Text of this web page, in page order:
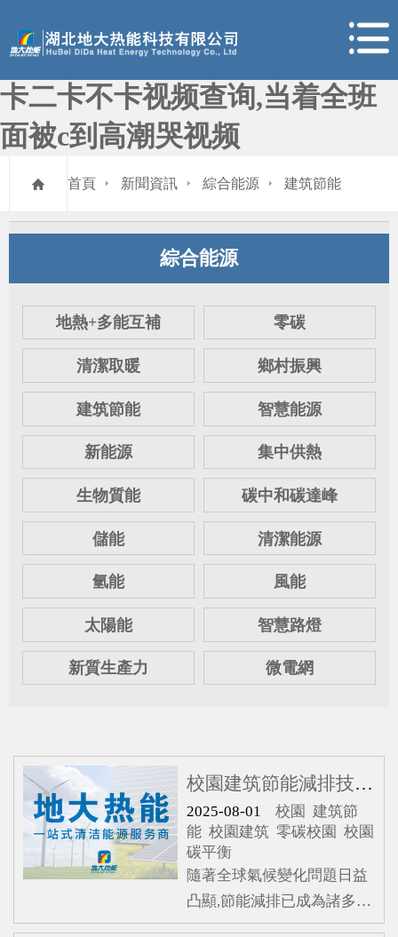
99久久久无码国产精品性漫画,
成全看免费观看完整版,日本一
卡二卡不卡视频查询,当着全班
面被c到高潮哭视频
首頁 新聞資訊 綜合能源 建筑節能
綜合能源
地熱+多能互補 零碳
清潔取暖 鄉村振興
建筑節能 智慧能源
新能源 集中供熱
生物質能 碳中和碳達峰
儲能 清潔能源
氫能 風能
太陽能 智慧路燈
新質生產力 微電網
校園建筑節能減排技術應用現狀分析
2025-08-01校園 建筑節
能 校園建筑 零碳校園 校園
碳平衡
隨著全球氣候變化問題日益
凸顯,節能減排已成為諸多社
會領域關注的焦點。在校園